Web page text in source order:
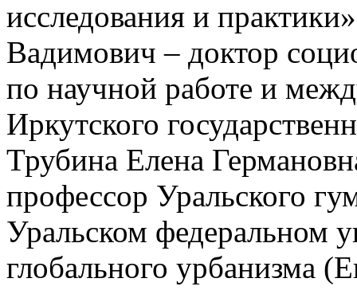
исследования и
Вадимович – доктор
по научной работе и
Иркутского
Трубина Елена
профессор Уральского
Уральском федеральном
глобального урбанизма